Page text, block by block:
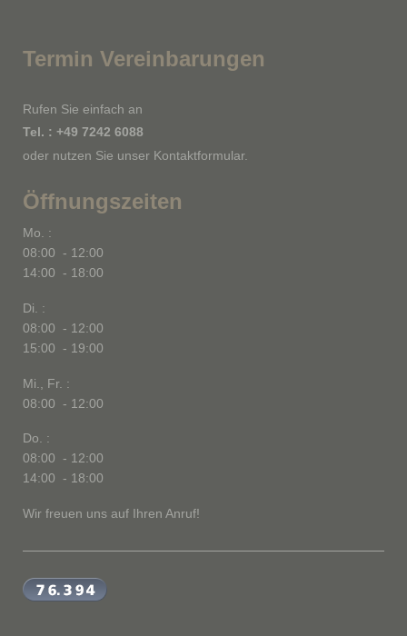
Termin Vereinbarungen
Rufen Sie einfach an
Tel. : +49 7242 6088
oder nutzen Sie unser Kontaktformular.
Öffnungszeiten
Mo. :
08:00 - 12:00
14:00 - 18:00
Di. :
08:00 - 12:00
15:00 - 19:00
Mi., Fr. :
08:00 - 12:00
Do. :
08:00 - 12:00
14:00 - 18:00
Wir freuen uns auf Ihren Anruf!